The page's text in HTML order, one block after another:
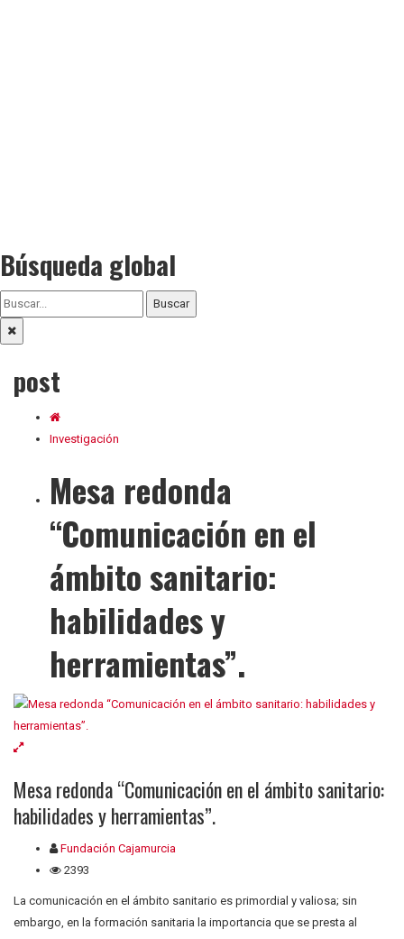
Búsqueda global
Buscar
post
Investigación
Mesa redonda
“Comunicación en el
ámbito sanitario:
habilidades y
herramientas”.
Mesa redonda “Comunicación en el ámbito sanitario:
habilidades y herramientas”.
Fundación Cajamurcia
2393
La comunicación en el ámbito sanitario es primordial y valiosa; sin
embargo, en la formación sanitaria la importancia que se presta al